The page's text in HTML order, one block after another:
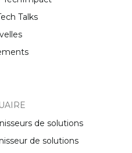
Talks
de solutions
de solutions